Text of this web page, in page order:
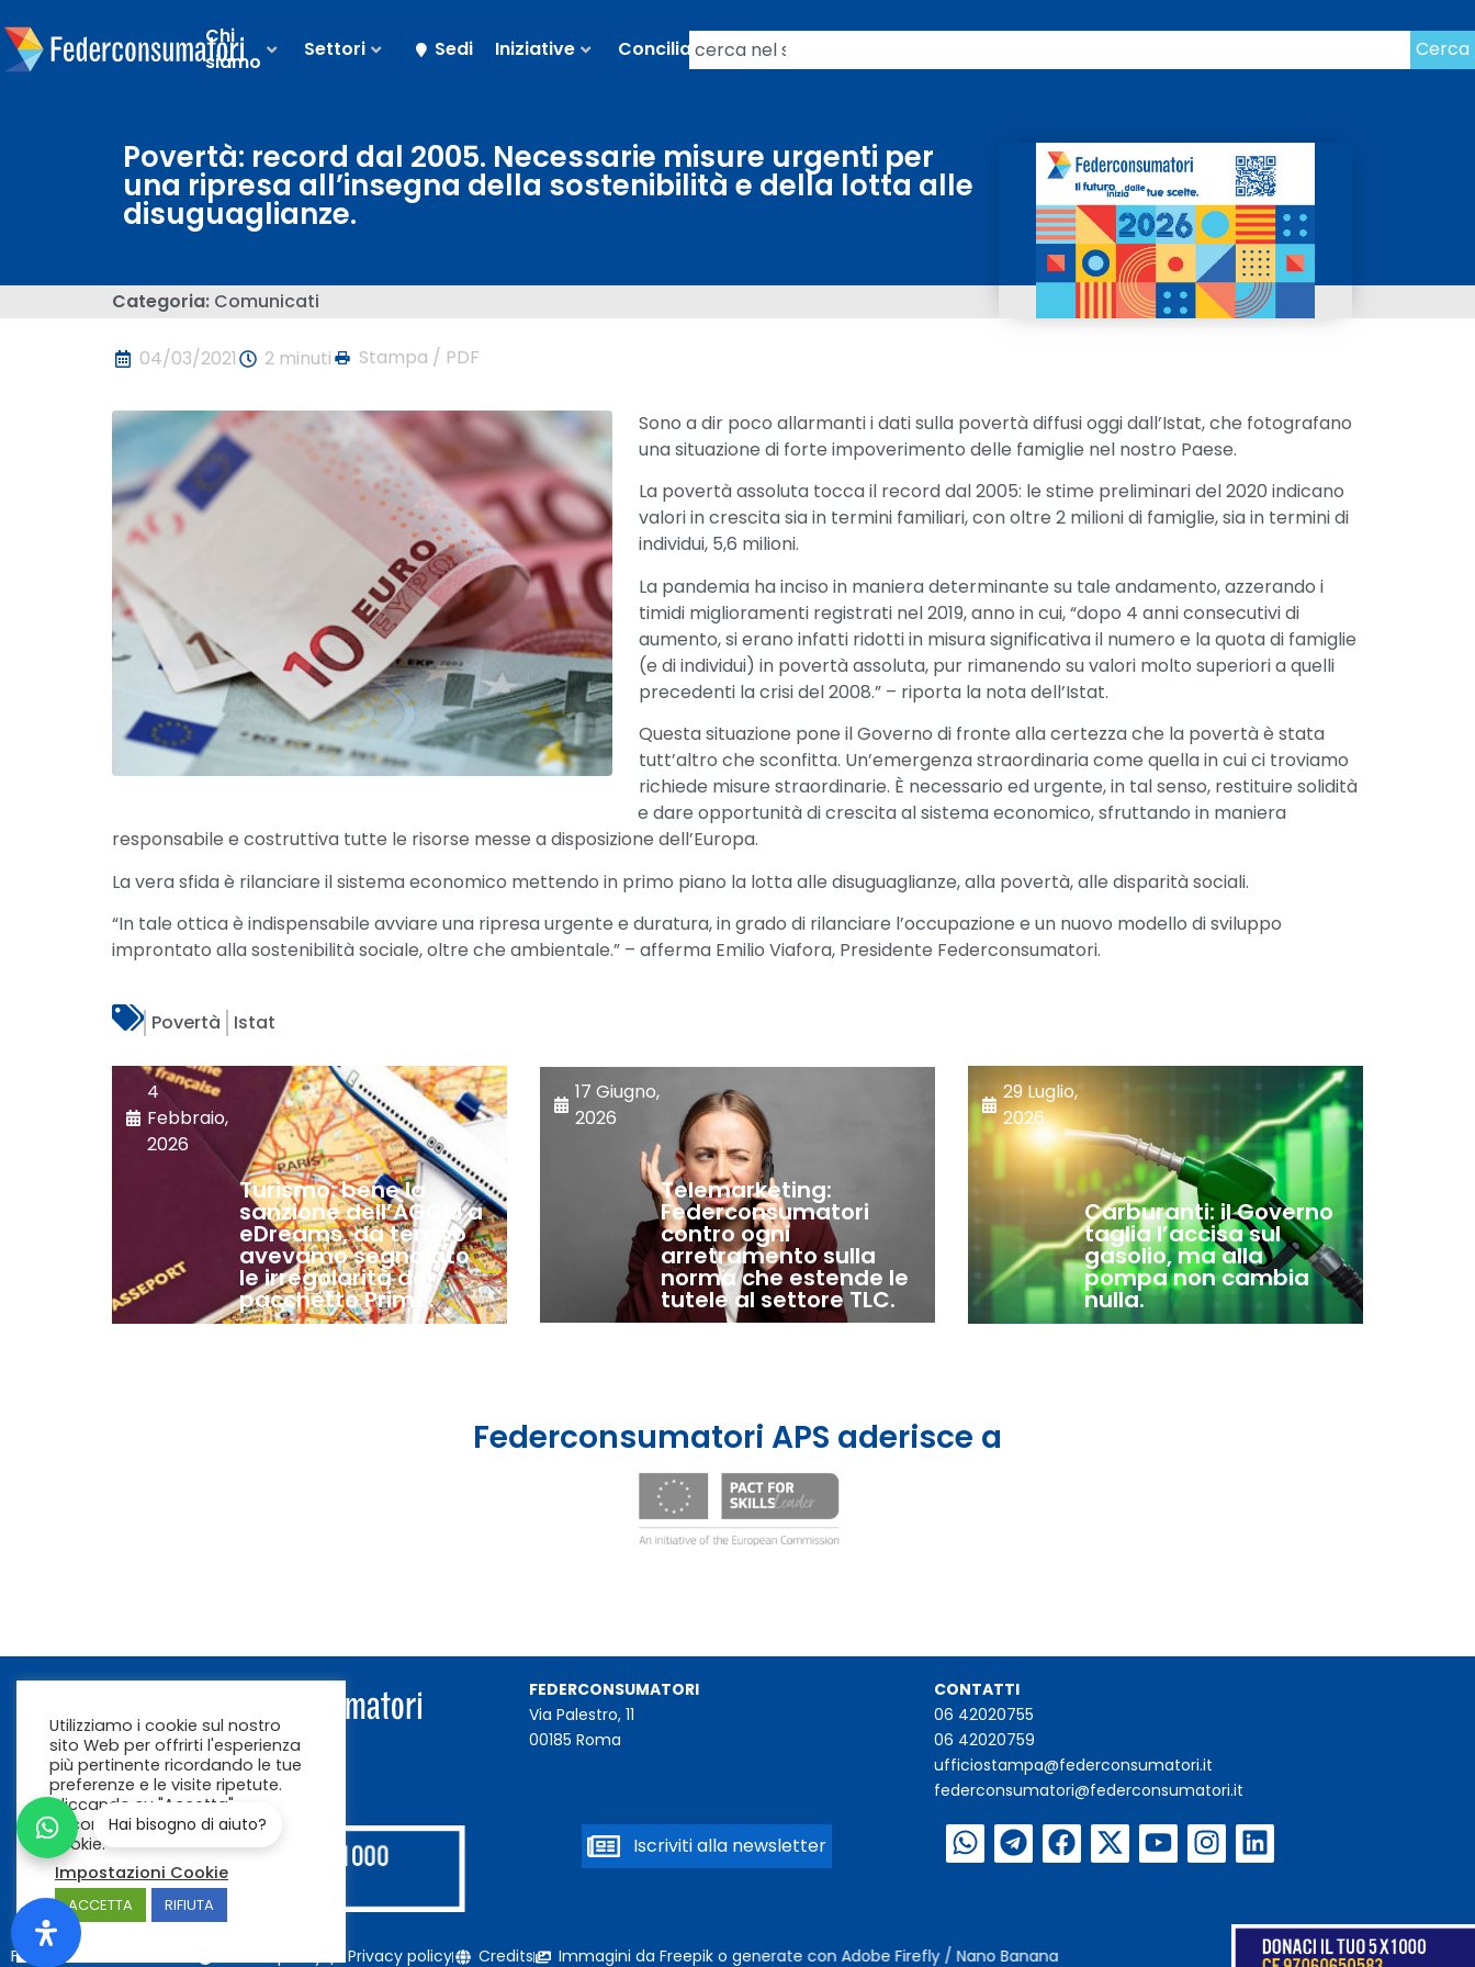
Chi
siamo
Settori Sedi Iniziative Conciliazioni Cerca
Povertà: record dal 2005. Necessarie misure urgenti per
una ripresa all’insegna della sostenibilità e della lotta alle
disuguaglianze.
Categoria: Comunicati
04/03/2021 2 minuti Stampa / PDF
Sono a dir poco allarmanti i dati sulla povertà diffusi oggi dall’Istat, che fotografano
una situazione di forte impoverimento delle famiglie nel nostro Paese.
La povertà assoluta tocca il record dal 2005: le stime preliminari del 2020 indicano
valori in crescita sia in termini familiari, con oltre 2 milioni di famiglie, sia in termini di
individui, 5,6 milioni.
La pandemia ha inciso in maniera determinante su tale andamento, azzerando i
timidi miglioramenti registrati nel 2019, anno in cui, “dopo 4 anni consecutivi di
aumento, si erano infatti ridotti in misura significativa il numero e la quota di famiglie
(e di individui) in povertà assoluta, pur rimanendo su valori molto superiori a quelli
precedenti la crisi del 2008.” – riporta la nota dell’Istat.
Questa situazione pone il Governo di fronte alla certezza che la povertà è stata
tutt’altro che sconfitta. Un’emergenza straordinaria come quella in cui ci troviamo
richiede misure straordinarie. È necessario ed urgente, in tal senso, restituire solidità
e dare opportunità di crescita al sistema economico, sfruttando in maniera
responsabile e costruttiva tutte le risorse messe a disposizione dell’Europa.
La vera sfida è rilanciare il sistema economico mettendo in primo piano la lotta alle disuguaglianze, alla povertà, alle disparità sociali.
“In tale ottica è indispensabile avviare una ripresa urgente e duratura, in grado di rilanciare l’occupazione e un nuovo modello di sviluppo
improntato alla sostenibilità sociale, oltre che ambientale.” – afferma Emilio Viafora, Presidente Federconsumatori.
Povertà Istat
4
Febbraio,
2026
Turismo: bene la
sanzione dell’AGCM a
eDreams, da tempo
avevamo segnalato
le irregolarità del
pacchetto Prime.
17 Giugno,
2026
Telemarketing:
Federconsumatori
contro ogni
arretramento sulla
norma che estende le
tutele al settore TLC.
29 Luglio,
2026
Carburanti: il Governo
taglia l’accisa sul
gasolio, ma alla
pompa non cambia
nulla.
Federconsumatori APS aderisce a
FEDERCONSUMATORI
Via Palestro, 11
00185 Roma
CONTATTI
06 42020755
06 42020759
ufficiostampa@federconsumatori.it
federconsumatori@federconsumatori.it
Iscriviti alla newsletter
Federconsumatori 2026 Privacy policy Credits Immagini da Freepik o generate con Adobe Firefly / Nano Banana
Utilizziamo i cookie sul nostro
sito Web per offrirti l'esperienza
più pertinente ricordando le tue
preferenze e le visite ripetute.
Cliccando su "Accetta"
acconsenti all'uso di TUTTI i
cookie.
Impostazioni Cookie
ACCETTA RIFIUTA
Hai bisogno di aiuto?